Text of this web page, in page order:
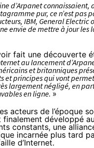
d’Arpanet
pur, ce n’est
IBM, General
envie de mettre à jour
fait une découverte
au lancement
et britanniques
et principes qui vont
largement négligé, en
en ligne. »
acteurs de l’époque
finalement développé
constants, une
incarnée plus tard
d’Internet.